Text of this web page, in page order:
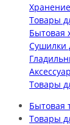
Товары
Бытовая
Сушилки
Товары
Бытовая
Товары